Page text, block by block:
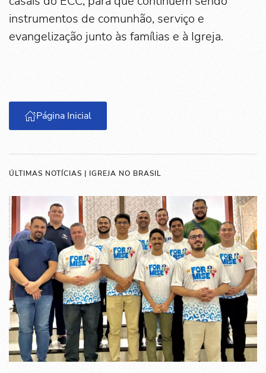
instrumentos de comunhão, serviço e
evangelização junto às famílias e à Igreja.
Página Inicial
ÚLTIMAS NOTÍCIAS | IGREJA NO BRASIL